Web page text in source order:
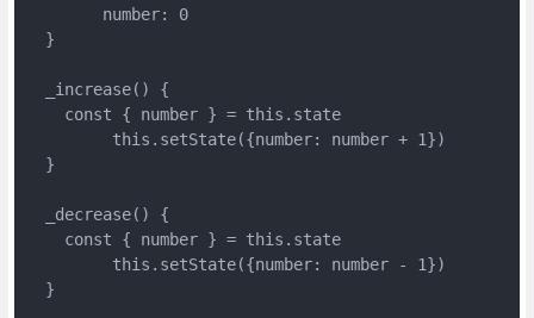
  }
  _increase() {
    const { number } = this.state
  }
  _decrease() {
    const { number } = this.state
  }